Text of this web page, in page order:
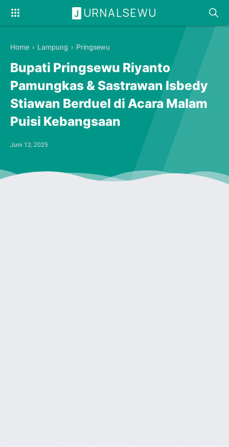
J URNALSEWU
Home › Lampung › Pringsewu
Bupati Pringsewu Riyanto
Pamungkas & Sastrawan Isbedy
Stiawan Berduel di Acara Malam
Puisi Kebangsaan
Juni 12, 2025